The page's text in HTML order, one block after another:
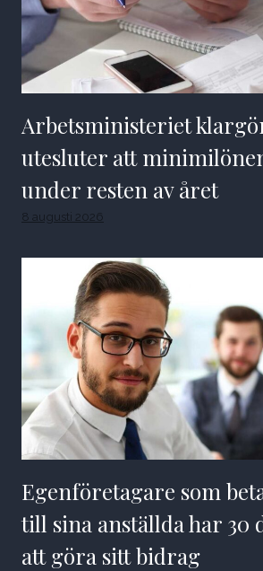
Arbetsministeriet
utesluter att
under resten av året
8 augusti 2026
Egenföretagare som
till sina anställda har 30
att göra sitt bidrag